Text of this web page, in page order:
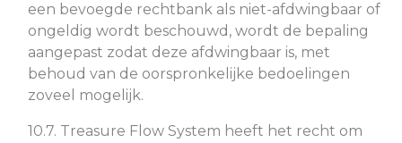
een bevoegde rechtbank als niet-afdwingbaar of
ongeldig wordt beschouwd, wordt de bepaling
aangepast zodat deze afdwingbaar is, met
behoud van de oorspronkelijke bedoelingen
zoveel mogelijk.
10.7. Treasure Flow System heeft het recht om